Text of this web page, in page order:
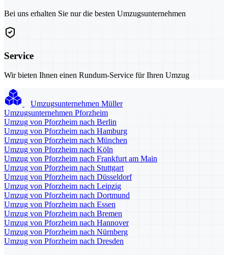
Bei uns erhalten Sie nur die besten Umzugsunternehmen
Service
Wir bieten Ihnen einen Rundum-Service für Ihren Umzug
Umzugsunternehmen Müller
Umzugsunternehmen Pforzheim
Umzug von Pforzheim nach Berlin
Umzug von Pforzheim nach Hamburg
Umzug von Pforzheim nach München
Umzug von Pforzheim nach Köln
Umzug von Pforzheim nach Frankfurt am Main
Umzug von Pforzheim nach Stuttgart
Umzug von Pforzheim nach Düsseldorf
Umzug von Pforzheim nach Leipzig
Umzug von Pforzheim nach Dortmund
Umzug von Pforzheim nach Essen
Umzug von Pforzheim nach Bremen
Umzug von Pforzheim nach Hannover
Umzug von Pforzheim nach Nürnberg
Umzug von Pforzheim nach Dresden